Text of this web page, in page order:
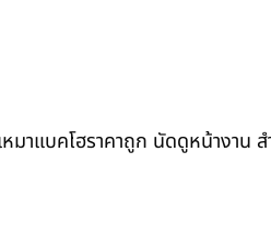
มาแบคโฮราคาถูก นัดดูหน้างาน ส